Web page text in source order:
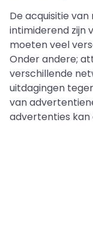
De acquisitie
intimiderend zijn
moeten veel
Onder andere;
verschillende
uitdagingen
van
advertenties kan